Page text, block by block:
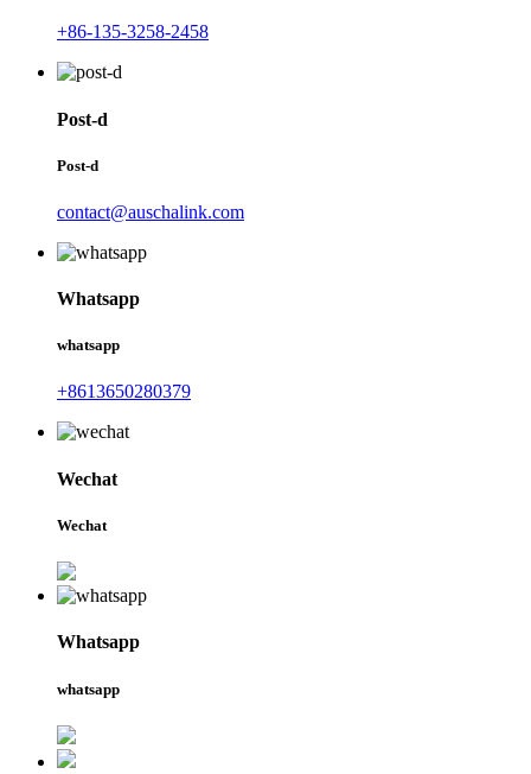
+86-135-3258-2458
Post-d
Post-d
contact@auschalink.com
Whatsapp
whatsapp
+8613650280379
Wechat
Wechat
Whatsapp
whatsapp